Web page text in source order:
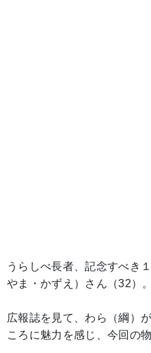
うらしべ長者、記念すべき
やま・かずえ）さん（32）。
広報誌を見て、わら（綱）
ころに魅力を感じ、今回の